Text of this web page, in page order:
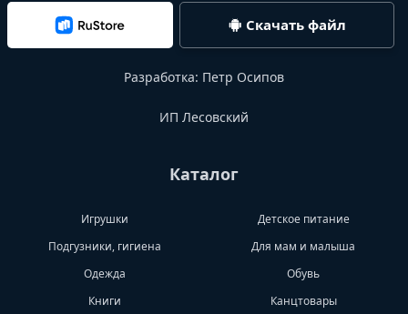
Скачать файл
Разработка: Петр Осипов
ИП Лесовский
Каталог
Игрушки
Детское питание
Подгузники, гигиена
Для мам и малыша
Одежда
Обувь
Книги
Канцтовары